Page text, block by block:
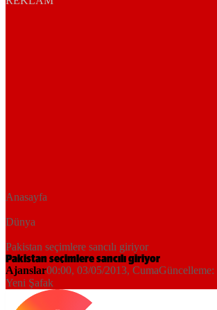
Anasayfa
Dünya
Pakistan seçimlere sancılı giriyor
Pakistan seçimlere sancılı giriyor
Ajanslar00:00, 03/05/2013, CumaGüncelleme:
Yeni Şafak